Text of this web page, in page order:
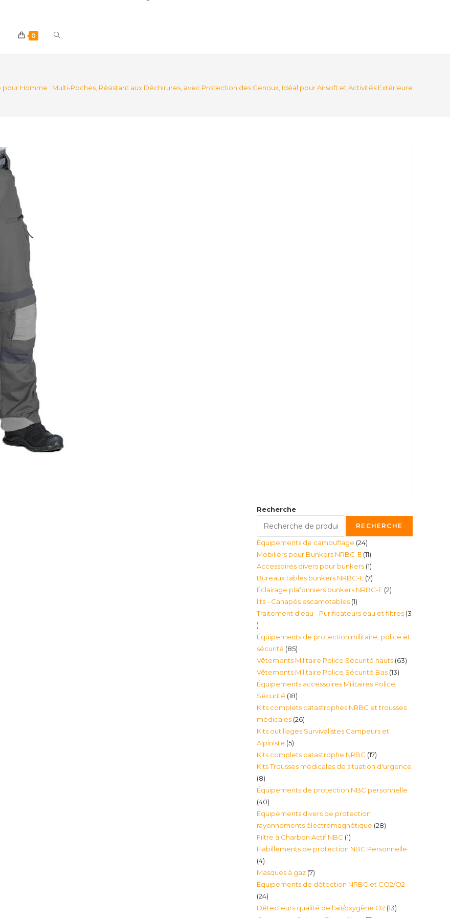
0 Toggle
Homme : Multi-Poches, Résistant aux Déchirures, avec Protection des Genoux, Idéal pour Airsoft et Activités Extérieures
Recherche
RECHERCHE
Équipements de camouflage 2424
produits
Mobiliers pour Bunkers NRBC-E 1111
produits
Accessoires divers pour bunkers 11
produit
Bureaux tables bunkers NRBC-E 77
produits
Éclairage plafonniers bunkers NRBC-E 22
lits - Canapés escamotables 11
produit
Traitement d'eau - Purificateurs eau et filtres 3
3
produits
Équipements de protection militaire, police et
sécurité 8585
produits
Vêtements Militaire Police Sécurité hauts 6363
Vêtements Militaire Police Sécurité Bas 1313
Équipements accessoires Militaires Police
Sécurité 1818
produits
Kits complets catastrophes NRBC et trousses
médicales 2626
produits
Kits outillages Survivalistes Campeurs et
Alpiniste 55
produits
Kits complets catastrophe NRBC 1717
produits
Kits Trousses médicales de situation d'urgence
88
produits
Équipements de protection NBC personnelle
4040
produits
Équipements divers de protection
rayonnements électromagnétique 2828
Filtre à Charbon Actif NBC 11
produit
Habillements de protection NBC Personnelle
44
produits
Masques à gaz 77
produits
Équipements de détection NRBC et CO2/O2
2424
produits
Détecteurs qualité de l'air/oxygène O2 1313